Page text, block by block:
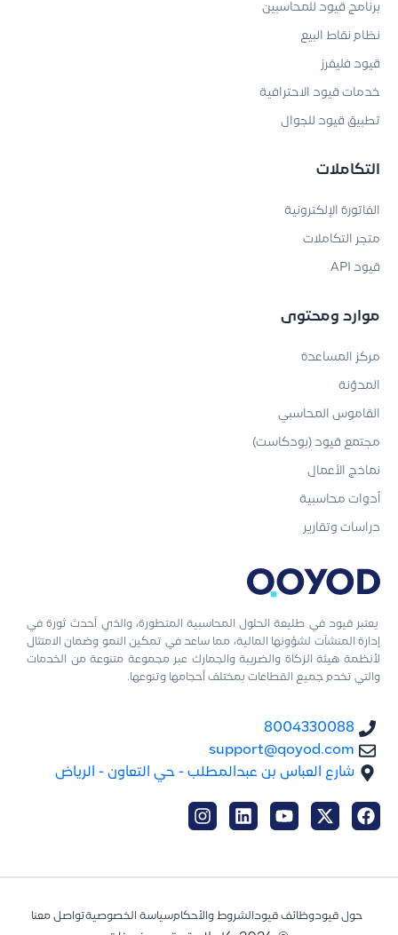
يعتبر قيود في طليعة الحلول المحاسبية المتطورة، والذي أحدث ثورة في
إدارة المنشآت لشؤونها المالية، مما ساعد في تمكين النمو وضمان الامتثال
لأنظمة هيئة الزكاة والضريبة والجمارك عبر مجموعة متنوعة من الخدمات
والتي تخدم جميع القطاعات بمختلف أحجامها وتنوعها.
8004330088
support@qoyod.com
شارع العباس بن عبدالمطلب - حي التعاون - الرياض
برنامج قيود للمحاسبين
نظام نقاط البيع
قيود فليفرز
خدمات قيود الاحترافية
تطبيق قيود للجوال
التكاملات
الفاتورة الإلكترونية
متجر التكاملات
قيود API
موارد ومحتوى
مركز المساعدة
المدوّنة
القاموس المحاسبي
مجتمع قيود (بودكاست)
نماذج الأعمال
أدوات محاسبية
دراسات وتقارير
حول قيودوظائف قيود الشروط والأحكامسياسة الخصوصيةتواصل معنا